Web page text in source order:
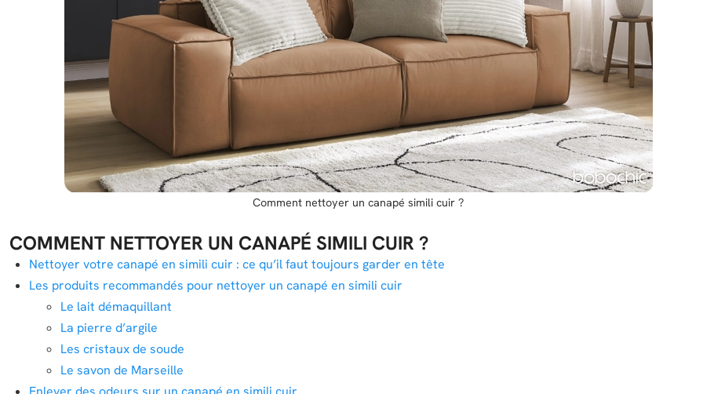
Comment nettoyer un canapé simili cuir ?
COMMENT NETTOYER UN CANAPÉ SIMILI CUIR ?
Nettoyer votre canapé en simili cuir : ce qu’il faut toujours garder en tête
Les produits recommandés pour nettoyer un canapé en simili cuir
Le lait démaquillant
La pierre d’argile
Les cristaux de soude
Le savon de Marseille